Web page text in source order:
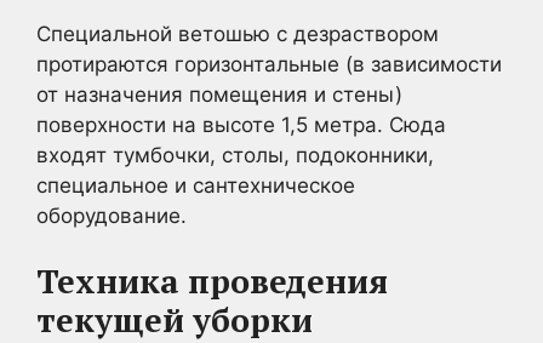
Специальной ветошью с дезраствором
протираются горизонтальные (в зависимости
от назначения помещения и стены)
поверхности на высоте 1,5 метра. Сюда
входят тумбочки, столы, подоконники,
специальное и сантехническое
оборудование.
Техника проведения
текущей уборки